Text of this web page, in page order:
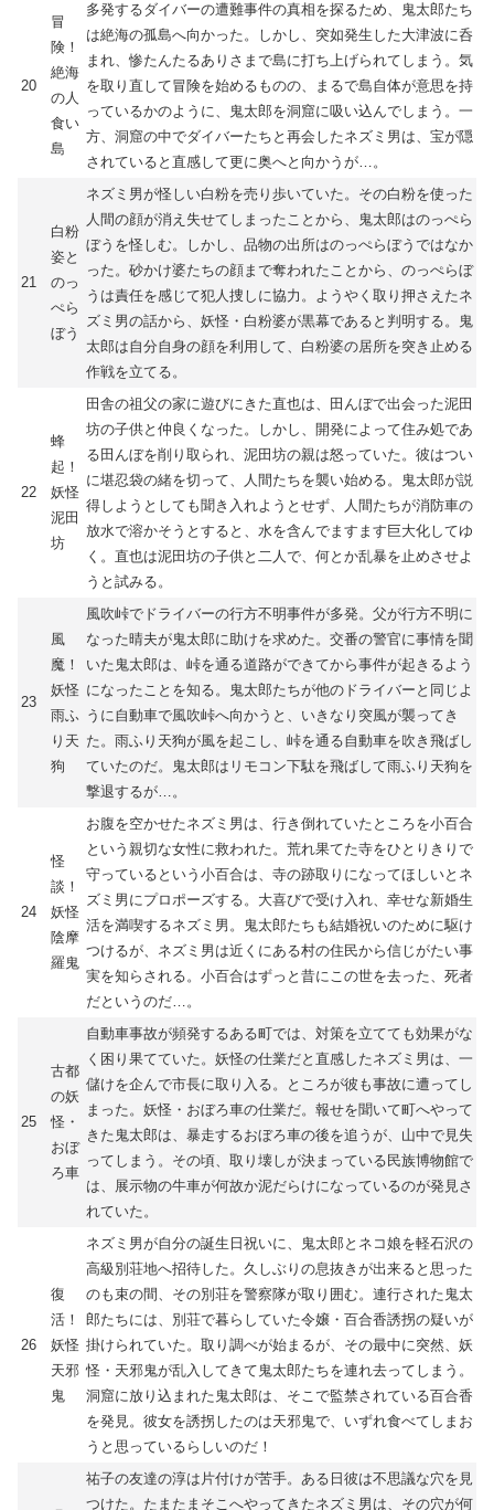
20
冒
険！
絶海
の人
食い
島
多発するダイバーの遭難事件の真相を探るため、鬼太郎たち
は絶海の孤島へ向かった。しかし、突如発生した大津波に呑
まれ、惨たんたるありさまで島に打ち上げられてしまう。気
を取り直して冒険を始めるものの、まるで島自体が意思を持
っているかのように、鬼太郎を洞窟に吸い込んでしまう。一
方、洞窟の中でダイバーたちと再会したネズミ男は、宝が隠
されていると直感して更に奥へと向かうが…。
21
白粉
姿と
のっ
ぺら
ぼう
ネズミ男が怪しい白粉を売り歩いていた。その白粉を使った
人間の顔が消え失せてしまったことから、鬼太郎はのっぺら
ぼうを怪しむ。しかし、品物の出所はのっぺらぼうではなか
った。砂かけ婆たちの顔まで奪われたことから、のっぺらぼ
うは責任を感じて犯人捜しに協力。ようやく取り押さえたネ
ズミ男の話から、妖怪・白粉婆が黒幕であると判明する。鬼
太郎は自分自身の顔を利用して、白粉婆の居所を突き止める
作戦を立てる。
22
蜂
起！
妖怪
泥田
坊
田舎の祖父の家に遊びにきた直也は、田んぼで出会った泥田
坊の子供と仲良くなった。しかし、開発によって住み処であ
る田んぼを削り取られ、泥田坊の親は怒っていた。彼はつい
に堪忍袋の緒を切って、人間たちを襲い始める。鬼太郎が説
得しようとしても聞き入れようとせず、人間たちが消防車の
放水で溶かそうとすると、水を含んでますます巨大化してゆ
く。直也は泥田坊の子供と二人で、何とか乱暴を止めさせよ
うと試みる。
23
風
魔！
妖怪
雨ふ
り天
狗
風吹峠でドライバーの行方不明事件が多発。父が行方不明に
なった晴夫が鬼太郎に助けを求めた。交番の警官に事情を聞
いた鬼太郎は、峠を通る道路ができてから事件が起きるよう
になったことを知る。鬼太郎たちが他のドライバーと同じよ
うに自動車で風吹峠へ向かうと、いきなり突風が襲ってき
た。雨ふり天狗が風を起こし、峠を通る自動車を吹き飛ばし
ていたのだ。鬼太郎はリモコン下駄を飛ばして雨ふり天狗を
撃退するが…。
24
怪
談！
妖怪
陰摩
羅鬼
お腹を空かせたネズミ男は、行き倒れていたところを小百合
という親切な女性に救われた。荒れ果てた寺をひとりきりで
守っているという小百合は、寺の跡取りになってほしいとネ
ズミ男にプロポーズする。大喜びで受け入れ、幸せな新婚生
活を満喫するネズミ男。鬼太郎たちも結婚祝いのために駆け
つけるが、ネズミ男は近くにある村の住民から信じがたい事
実を知らされる。小百合はずっと昔にこの世を去った、死者
だというのだ…。
25
古都
の妖
怪・
おぼ
ろ車
自動車事故が頻発するある町では、対策を立てても効果がな
く困り果てていた。妖怪の仕業だと直感したネズミ男は、一
儲けを企んで市長に取り入る。ところが彼も事故に遭ってし
まった。妖怪・おぼろ車の仕業だ。報せを聞いて町へやって
きた鬼太郎は、暴走するおぼろ車の後を追うが、山中で見失
ってしまう。その頃、取り壊しが決まっている民族博物館で
は、展示物の牛車が何故か泥だらけになっているのが発見さ
れていた。
26
復
活！
妖怪
天邪
鬼
ネズミ男が自分の誕生日祝いに、鬼太郎とネコ娘を軽石沢の
高級別荘地へ招待した。久しぶりの息抜きが出来ると思った
のも束の間、その別荘を警察隊が取り囲む。連行された鬼太
郎たちには、別荘で暮らしていた令嬢・百合香誘拐の疑いが
掛けられていた。取り調べが始まるが、その最中に突然、妖
怪・天邪鬼が乱入してきて鬼太郎たちを連れ去ってしまう。
洞窟に放り込まれた鬼太郎は、そこで監禁されている百合香
を発見。彼女を誘拐したのは天邪鬼で、いずれ食べてしまお
うと思っているらしいのだ！
祐子の友達の淳は片付けが苦手。ある日彼は不思議な穴を見
つけた。たまたまそこへやってきたネズミ男は、その穴が何